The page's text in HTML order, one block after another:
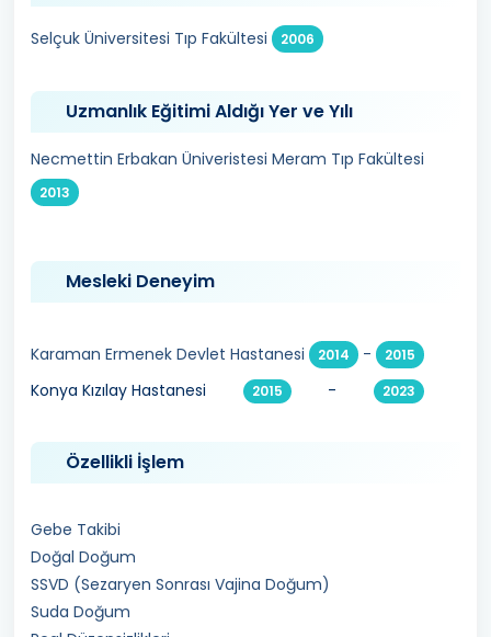
Selçuk Üniversitesi Tıp Fakültesi 2006
Uzmanlık Eğitimi Aldığı Yer ve Yılı
Necmettin Erbakan Üniveristesi Meram Tıp Fakültesi
2013
Mesleki Deneyim
Karaman Ermenek Devlet Hastanesi 2014 - 2015
Konya Kızılay Hastanesi 2015 - 2023
Özellikli İşlem
Gebe Takibi
Doğal Doğum
SSVD (Sezaryen Sonrası Vajina Doğum)
Suda Doğum